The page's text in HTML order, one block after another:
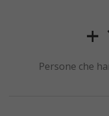
+
Persone che